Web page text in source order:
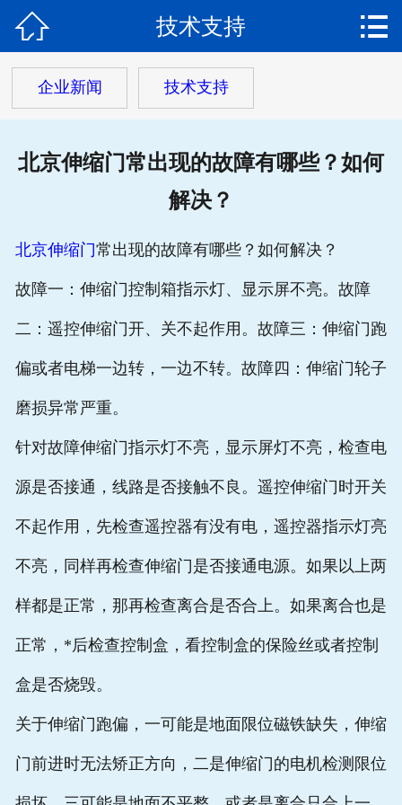
产品视频
工程案例
客户服务
 技术支持 
企业新闻 技术支持
北京伸缩门常出现的故障有哪些？如何
解决？
北京伸缩门常出现的故障有哪些？如何解决？
故障一：伸缩门控制箱指示灯、显示屏不亮。故障
二：遥控伸缩门开、关不起作用。故障三：伸缩门跑
偏或者电梯一边转，一边不转。故障四：伸缩门轮子
磨损异常严重。
针对故障伸缩门指示灯不亮，显示屏灯不亮，检查电
源是否接通，线路是否接触不良。遥控伸缩门时开关
不起作用，先检查遥控器有没有电，遥控器指示灯亮
不亮，同样再检查伸缩门是否接通电源。如果以上两
样都是正常，那再检查离合是否合上。如果离合也是
正常，*后检查控制盒，看控制盒的保险丝或者控制
盒是否烧毁。
关于伸缩门跑偏，一可能是地面限位磁铁缺失，伸缩
门前进时无法矫正方向，二是伸缩门的电机检测限位